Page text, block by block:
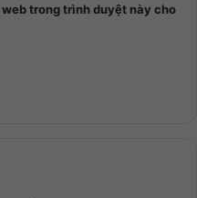
trong trình duyệt này cho